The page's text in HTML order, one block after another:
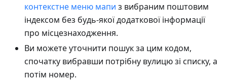
контекстне меню мапи з вибраним поштовим
індексом без будь-якої додаткової інформації
про місцезнаходження.
Ви можете уточнити пошук за цим кодом,
спочатку вибравши потрібну вулицю зі списку, а
потім номер.